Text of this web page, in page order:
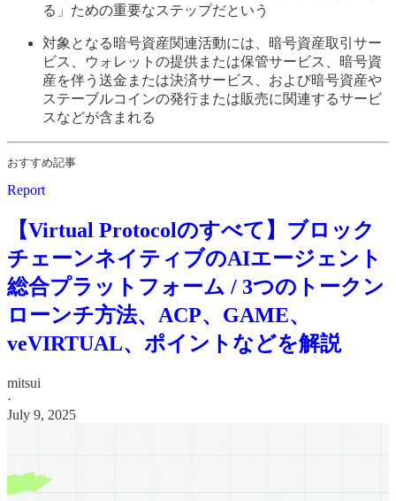
る」ための重要なステップだという
対象となる暗号資産関連活動には、暗号資産取引サー
ビス、ウォレットの提供または保管サービス、暗号資
産を伴う送金または決済サービス、および暗号資産や
ステーブルコインの発行または販売に関連するサービ
スなどが含まれる
おすすめ記事
Report
【Virtual Protocolのすべて】ブロック
チェーンネイティブのAIエージェント
総合プラットフォーム / 3つのトークン
ローンチ方法、ACP、GAME、
veVIRTUAL、ポイントなどを解説
mitsui
·
July 9, 2025